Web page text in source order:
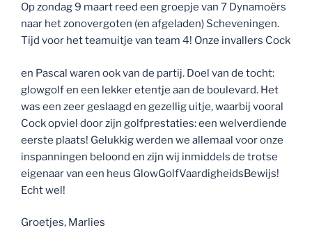
Op zondag 9 maart reed een groepje van 7 Dynamoërs
naar het zonovergoten (en afgeladen) Scheveningen.
Tijd voor het teamuitje van team 4! Onze invallers Cock
en Pascal waren ook van de partij. Doel van de tocht:
glowgolf en een lekker etentje aan de boulevard. Het
was een zeer geslaagd en gezellig uitje, waarbij vooral
Cock opviel door zijn golfprestaties: een welverdiende
eerste plaats! Gelukkig werden we allemaal voor onze
inspanningen beloond en zijn wij inmiddels de trotse
eigenaar van een heus GlowGolfVaardigheidsBewijs!
Echt wel!
Groetjes, Marlies